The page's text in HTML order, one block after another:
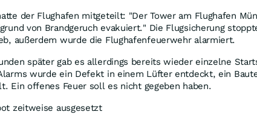
der Flughafen mitgeteilt: "Der Tower am Flughafen
von Brandgeruch evakuiert." Die Flugsicherung
außerdem wurde die Flughafenfeuerwehr alarmiert.
später gab es allerdings bereits wieder einzelne
wurde ein Defekt in einem Lüfter entdeckt, ein
Ein offenes Feuer soll es nicht gegeben haben.
zeitweise ausgesetzt